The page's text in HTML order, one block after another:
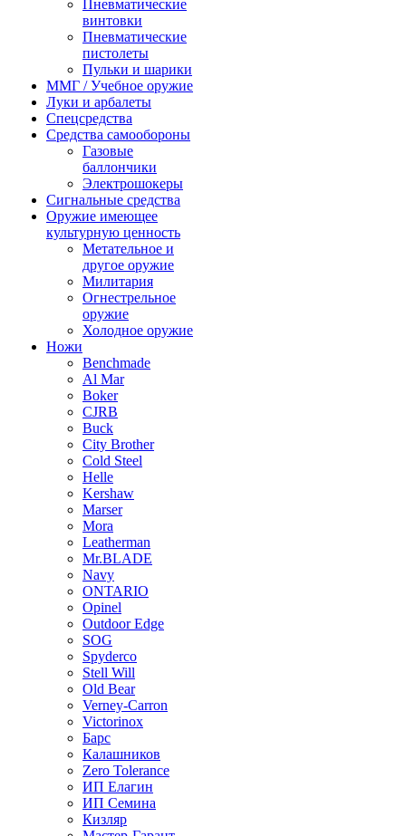
Пневматические
винтовки
Пневматические
пистолеты
Пульки и шарики
ММГ / Учебное оружие
Луки и арбалеты
Спецсредства
Средства самообороны
Газовые
баллончики
Электрошокеры
Сигнальные средства
Оружие имеющее
культурную ценность
Метательное и
другое оружие
Милитария
Огнестрельное
оружие
Холодное оружие
Ножи
Benchmade
Al Mar
Boker
CJRB
Buck
City Brother
Cold Steel
Helle
Kershaw
Marser
Mora
Leatherman
Mr.BLADE
Navy
ONTARIO
Opinel
Outdoor Edge
SOG
Spyderco
Stell Will
Old Bear
Verney-Carron
Victorinox
Барс
Калашников
Zero Tolerance
ИП Елагин
ИП Семина
Кизляр